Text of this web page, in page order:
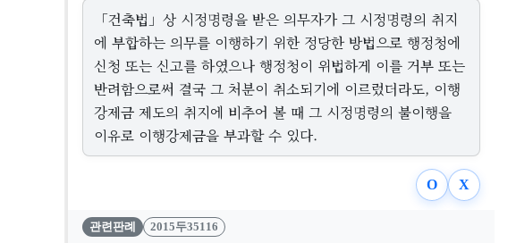
「건축법」상 시정명령을 받은 의무자가 그 시정명령의 취지
에 부합하는 의무를 이행하기 위한 정당한 방법으로 행정청에
신청 또는 신고를 하였으나 행정청이 위법하게 이를 거부 또는
반려함으로써 결국 그 처분이 취소되기에 이르렀더라도, 이행
강제금 제도의 취지에 비추어 볼 때 그 시정명령의 불이행을
이유로 이행강제금을 부과할 수 있다.
O X
관련판례 2015두35116